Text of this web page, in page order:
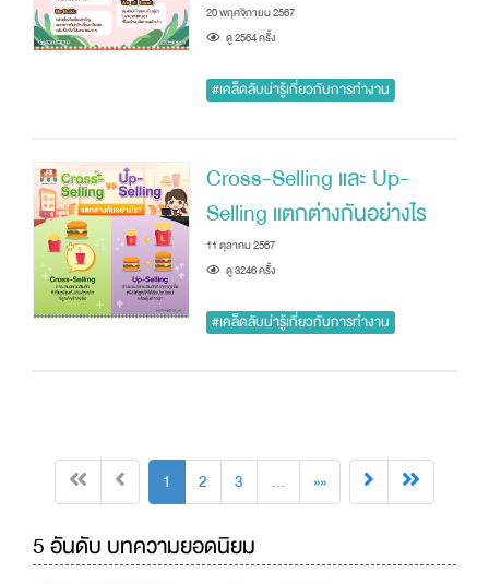
20 พฤศจิกายน 2567
ดู 2564 ครัั้ง
#เคล็ดลับน่ารู้เกี่ยวกับการทำงาน
Cross-Selling และ Up-
Selling แตกต่างกันอย่างไร
11 ตุลาคม 2567
ดู 3246 ครัั้ง
#เคล็ดลับน่ารู้เกี่ยวกับการทำงาน
1 2 3 … »»
5 อันดับ บทความยอดนิยม